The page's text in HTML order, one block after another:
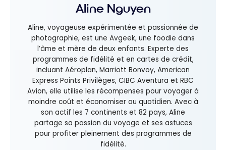
Aline Nguyen
Aline, voyageuse expérimentée et passionnée de
photographie, est une Avgeek, une foodie dans
l’âme et mère de deux enfants. Experte des
programmes de fidélité et en cartes de crédit,
incluant Aéroplan, Marriott Bonvoy, American
Express Points Privilèges, CIBC Aventura et RBC
Avion, elle utilise les récompenses pour voyager à
moindre coût et économiser au quotidien. Avec à
son actif les 7 continents et 82 pays, Aline
partage sa passion du voyage et ses astuces
pour profiter pleinement des programmes de
fidélité.